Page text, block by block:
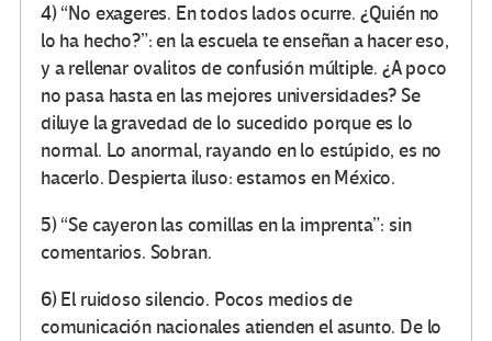
4) “No exageres. En todos lados ocurre. ¿Quién no
lo ha hecho?”: en la escuela te enseñan a hacer eso,
y a rellenar ovalitos de confusión múltiple. ¿A poco
no pasa hasta en las mejores universidades? Se
diluye la gravedad de lo sucedido porque es lo
normal. Lo anormal, rayando en lo estúpido, es no
hacerlo. Despierta iluso: estamos en México.
5) “Se cayeron las comillas en la imprenta”: sin
comentarios. Sobran.
6) El ruidoso silencio. Pocos medios de
comunicación nacionales atienden el asunto. De lo